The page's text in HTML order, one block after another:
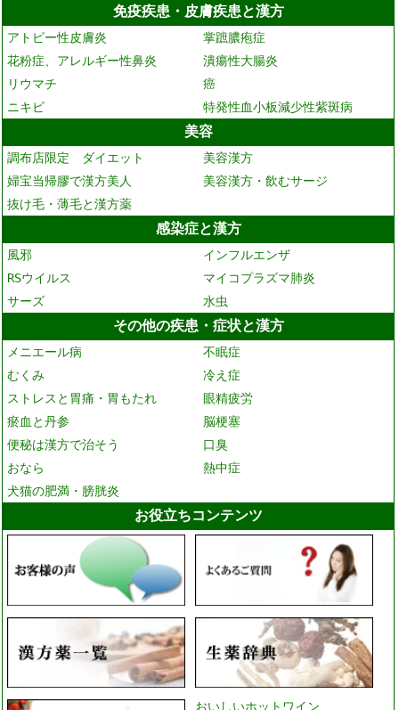
免疫疾患・皮膚疾患と漢方
アトピー性皮膚炎
掌蹠膿疱症
花粉症、アレルギー性鼻炎
潰瘍性大腸炎
リウマチ
癌
ニキビ
特発性血小板減少性紫斑病
美容
調布店限定 ダイエット
美容漢方
婦宝当帰膠で漢方美人
美容漢方・飲むサージ
抜け毛・薄毛と漢方薬
感染症と漢方
風邪
インフルエンザ
RSウイルス
マイコプラズマ肺炎
サーズ
水虫
その他の疾患・症状と漢方
メニエール病
不眠症
むくみ
冷え症
ストレスと胃痛・胃もたれ
眼精疲労
瘀血と丹参
脳梗塞
便秘は漢方で治そう
口臭
おなら
熱中症
犬猫の肥満・膀胱炎
お役立ちコンテンツ
おいしいホットワイン